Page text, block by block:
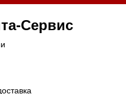
Сервис